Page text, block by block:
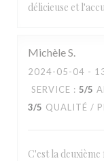
délicieuse et
MichèleS
2024-05-04 -
SERVICE : 5/5
3/5 QUALITÉ /
C'est la